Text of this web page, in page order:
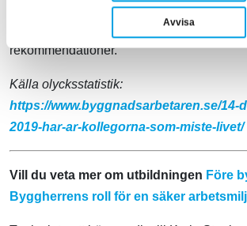
Avvisa
Utbildningen utgår från byggherrarnas
gemensamma standarder samt Håll nollans
rekommendationer.
Källa olycksstatistik:
https://www.byggnadsarbetaren.se/14-
2019-har-ar-kollegorna-som-miste-livet/
Vill du veta mer om utbildningen Före
Byggherrens roll för en säker